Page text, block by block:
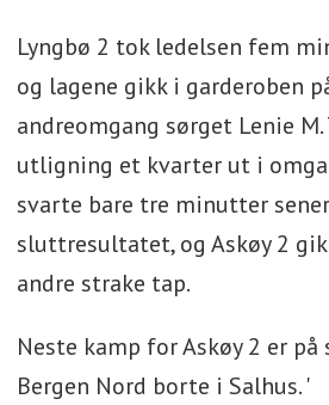
Lyngbø 2 tok ledelsen fem
og lagene gikk i garderoben
andreomgang sørget Lenie
utligning et kvarter ut i
svarte bare tre minutter
sluttresultatet, og Askøy 2
andre strake tap.
Neste kamp for Askøy 2 er på
Bergen Nord borte i Salhus. '